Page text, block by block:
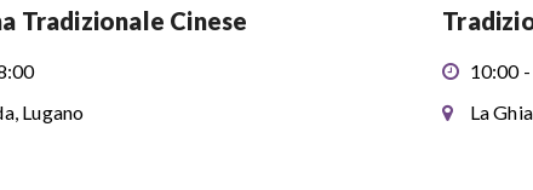
Tradizionale Cinese
Lugano
10:00
La